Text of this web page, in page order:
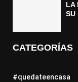
LA
SU
CATEGORÍAS
#quedateencasa